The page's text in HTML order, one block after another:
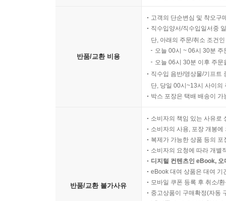
반품/교환 비용
고객의 단순변심 및 착오구
직수입양서/직수입일서중
단, 아래의 주문/취소 조건
오늘 00시 ~ 06시 30분
오늘 06시 30분 이후 주
직수입 음반/영상물/기프트
단, 당일 00시~13시 사이의
박스 포장은 택배 배송이
반품/교환 불가사유
소비자의 책임 있는 사유로
소비자의 사용, 포장 개봉
복제가 가능한 상품 등의
소비자의 요청에 따라 개별
디지털 컨텐츠인 eBook,
eBook 대여 상품은 대여 기
모바일 쿠폰 등록 후 취소/
중고상품이 구매확정(자동